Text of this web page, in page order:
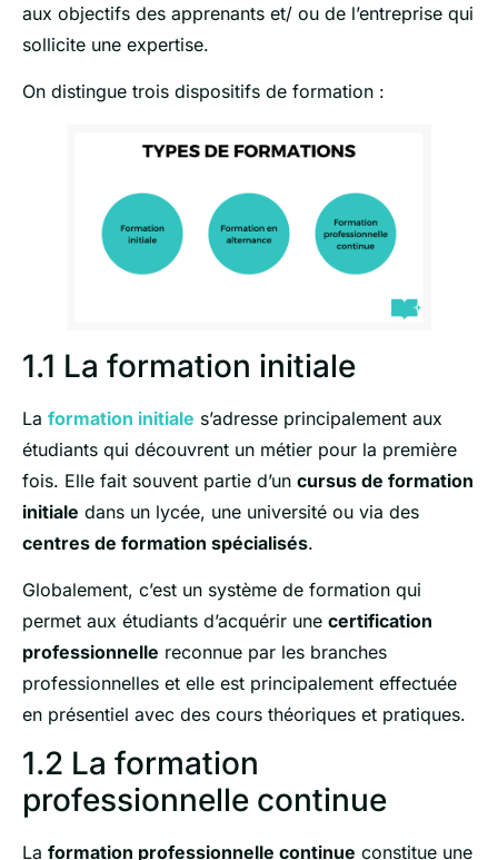
aux objectifs des apprenants et/ ou de l’entreprise qui
sollicite une expertise.
On distingue trois dispositifs de formation :
1.1 La formation initiale
La formation initiale s’adresse principalement aux
étudiants qui découvrent un métier pour la première
fois. Elle fait souvent partie d’un cursus de formation
initiale dans un lycée, une université ou via des
centres de formation spécialisés.
Globalement, c’est un système de formation qui
permet aux étudiants d’acquérir une certification
professionnelle reconnue par les branches
professionnelles et elle est principalement effectuée
en présentiel avec des cours théoriques et pratiques.
1.2 La formation
professionnelle continue
La formation professionnelle continue constitue une